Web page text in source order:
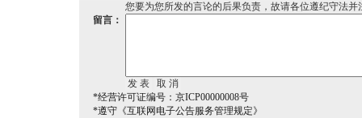
您要为您所发的言论的后果负责，故请各位遵纪守法并
留言：
*经营许可证编号：京ICP00000008号
*遵守《互联网电子公告服务管理规定》